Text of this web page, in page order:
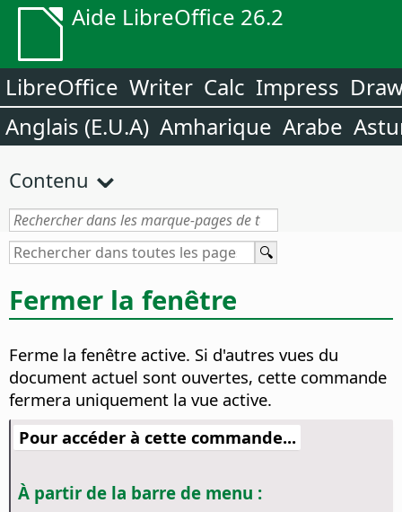
Aide LibreOffice 26.2
LibreOffice Writer Calc Impress
Anglais (E.U.A) Amharique Arabe
Contenu
Fermer la fenêtre
Ferme la fenêtre active. Si d'autres vues du
document actuel sont ouvertes, cette commande
fermera uniquement la vue active.
Pour accéder à cette commande...
À partir de la barre de menu :